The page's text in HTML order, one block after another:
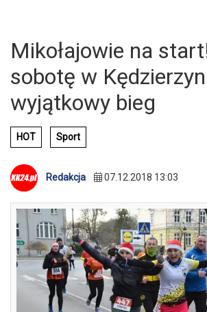
Mikołajowie na
sobotę w
wyjątkowy bieg
HOT Sport
Redakcja 07.12.2018 13:03